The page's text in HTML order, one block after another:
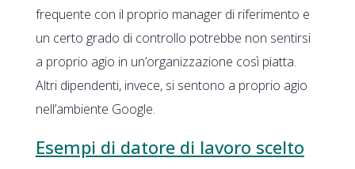
frequente con il proprio manager di riferimento e
un certo grado di controllo potrebbe non sentirsi
a proprio agio in un’organizzazione così piatta.
Altri dipendenti, invece, si sentono a proprio agio
nell’ambiente Google.
Esempi di datore di lavoro scelto